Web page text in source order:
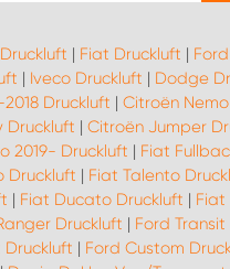
| Fiat Druckluft |
| Iveco Druckluft | Dodge
Druckluft | Citroën
Druckluft | Citroën Jumper
2019- Druckluft | Fiat
Druckluft | Fiat Talento
| Fiat Ducato Druckluft | Fiat
Druckluft | Ford
| Ford Custom